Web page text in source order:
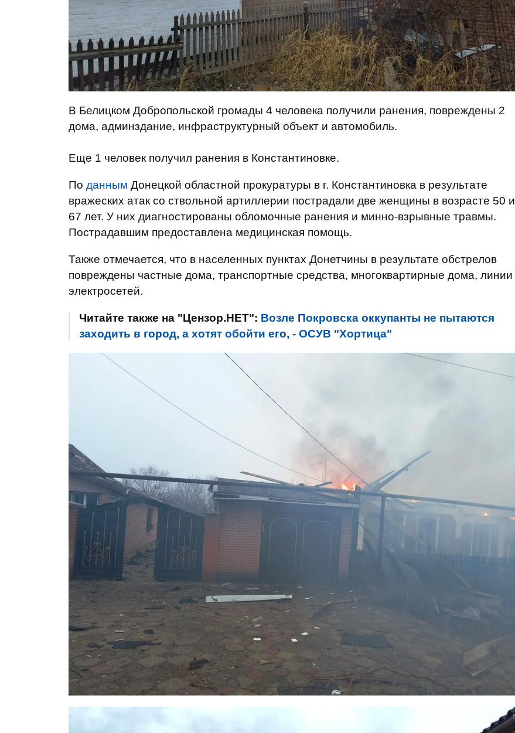
В Белицком Добропольской громады 4 человека получили ранения, повреждены 2
дома, админздание, инфраструктурный объект и автомобиль.
Еще 1 человек получил ранения в Константиновке.
По данным Донецкой областной прокуратуры в г. Константиновка в результате
вражеских атак со ствольной артиллерии пострадали две женщины в возрасте 50 и
67 лет. У них диагностированы обломочные ранения и минно-взрывные травмы.
Пострадавшим предоставлена ​​медицинская помощь.
Также отмечается, что в населенных пунктах Донетчины в результате обстрелов
повреждены частные дома, транспортные средства, многоквартирные дома, линии
электросетей.
Читайте также на "Цензор.НЕТ": Возле Покровска оккупанты не пытаются
заходить в город, а хотят обойти его, - ОСУВ "Хортица"